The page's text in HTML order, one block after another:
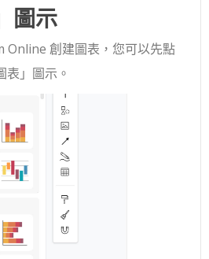
圖示
Online 創建圖表，您可以先點
表」圖示。